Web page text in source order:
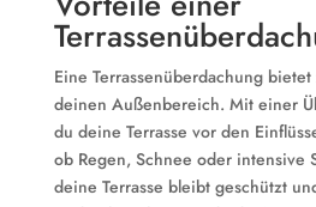
Eine Terrassenüberdachung
deinen Außenbereich. Mit einer
du deine Terrasse vor den
ob Regen, Schnee oder intensive
deine Terrasse bleibt geschützt